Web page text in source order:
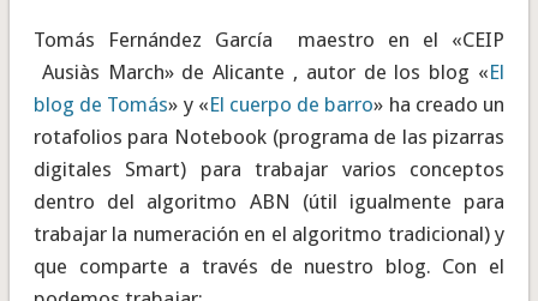
Tomás Fernández García maestro en el «CEIP
Ausiàs March» de Alicante , autor de los blog «El
blog de Tomás» y «El cuerpo de barro» ha creado un
rotafolios para Notebook (programa de las pizarras
digitales Smart) para trabajar varios conceptos
dentro del algoritmo ABN (útil igualmente para
trabajar la numeración en el algoritmo tradicional) y
que comparte a través de nuestro blog. Con el